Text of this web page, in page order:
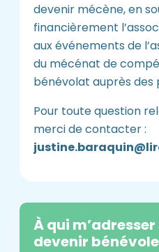
devenir mécène, en
financièrement
aux événements de
du mécénat de
bénévolat auprès des
Pour toute question
merci de contacter :
À qui
devenir